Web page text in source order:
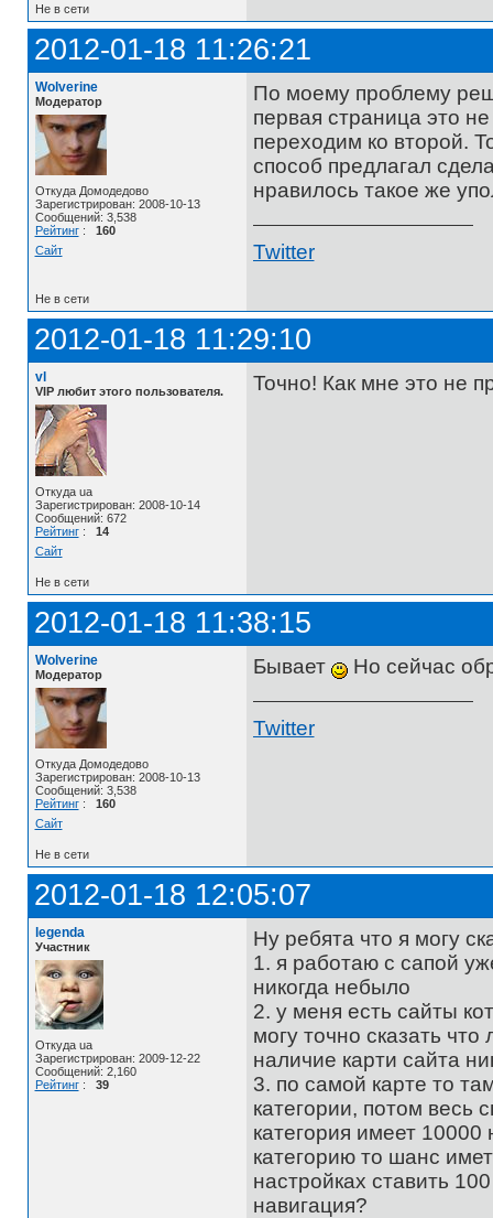
Не в сети
2012-01-18 11:26:21
Wolverine
Модератор
Откуда Домодедово
Зарегистрирован: 2008-10-13
Сообщений: 3,538
Рейтинг: 160
Сайт
По моему проблему
первая страница это
переходим ко второй.
способ предлагал
нравилось такое же
Twitter
Не в сети
2012-01-18 11:29:10
vl
VIP любит этого пользователя.
Откуда ua
Зарегистрирован: 2008-10-14
Сообщений: 672
Рейтинг: 14
Сайт
Точно! Как мне это не
Не в сети
2012-01-18 11:38:15
Wolverine
Модератор
Откуда Домодедово
Зарегистрирован: 2008-10-13
Сообщений: 3,538
Рейтинг: 160
Сайт
Бывает Но сейчас
Twitter
Не в сети
2012-01-18 12:05:07
legenda
Участник
Откуда ua
Зарегистрирован: 2009-12-22
Сообщений: 2,160
Рейтинг: 39
Ну ребята что я могу
1. я работаю с сапой
никогда небыло
2. у меня есть сайты
могу точно сказать
наличие карти сайта
3. по самой карте то
категории, потом весь
категория имеет 10000
категорию то шанс
настройках ставить
навигация?